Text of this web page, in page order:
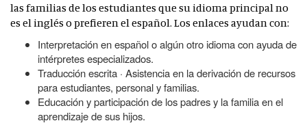
las familias de los estudiantes que su idioma principal no
es el inglés o prefieren el español. Los enlaces ayudan con:
Interpretación en español o algún otro idioma con ayuda de
intérpretes especializados.
Traducción escrita · Asistencia en la derivación de recursos
para estudiantes, personal y familias.
Educación y participación de los padres y la familia en el
aprendizaje de sus hijos.